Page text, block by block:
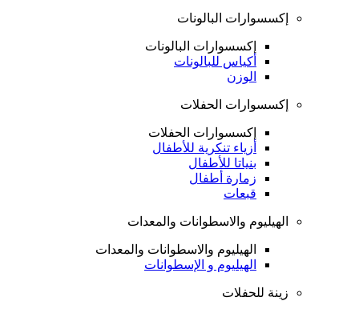
إكسسوارات البالونات
إكسسوارات البالونات
أكياس للبالونات
الوزن
إكسسوارات الحفلات
إكسسوارات الحفلات
أزياء تنكرية للأطفال
بنياتا للأطفال
زمارة أطفال
قبعات
الهيليوم والاسطوانات والمعدات
الهيليوم والاسطوانات والمعدات
الهيليوم و الإسطوانات
زينة للحفلات